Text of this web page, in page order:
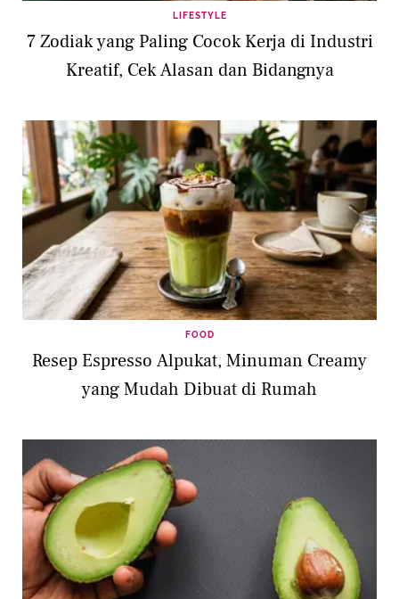
LIFESTYLE
7 Zodiak yang Paling Cocok Kerja di Industri
Kreatif, Cek Alasan dan Bidangnya
FOOD
Resep Espresso Alpukat, Minuman Creamy
yang Mudah Dibuat di Rumah